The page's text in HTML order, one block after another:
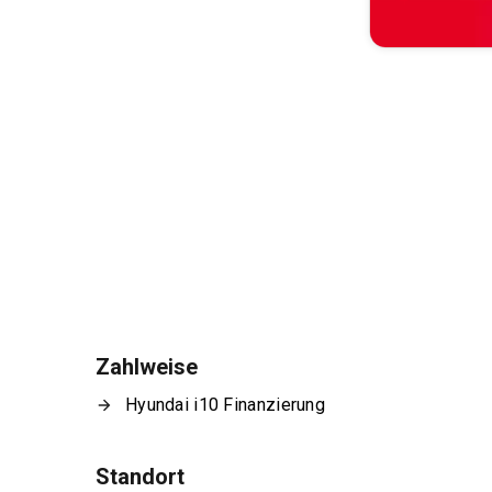
Zahlweise
Hyundai i10 Finanzierung
Standort